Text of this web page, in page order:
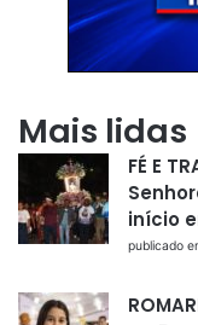
Mais lidas
FÉ E
início
publicado